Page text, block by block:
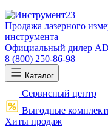
Продажа лазерного
инструмента
Официальный дилер
8 (800) 250-86-98
Каталог
Сервисный центр
Выгодные
Хиты продаж